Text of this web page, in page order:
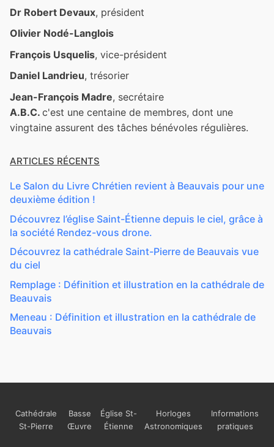
Dr Robert Devaux, président
Olivier Nodé-Langlois
François Usquelis, vice-président
Daniel Landrieu, trésorier
Jean-François Madre, secrétaire
A.B.C. c'est une centaine de membres, dont une
vingtaine assurent des tâches bénévoles régulières.
ARTICLES RÉCENTS
Le Salon du Livre Chrétien revient à Beauvais pour une
deuxième édition !
Découvrez l’église Saint-Étienne depuis le ciel, grâce à
la société Rendez-vous drone.
Découvrez la cathédrale Saint-Pierre de Beauvais vue
du ciel
Remplage : Définition et illustration en la cathédrale de
Beauvais
Meneau : Définition et illustration en la cathédrale de
Beauvais
Cathédrale
St-Pierre
Basse
Œuvre
Église St-
Étienne
Horloges
Astronomiques
Informations
pratiques